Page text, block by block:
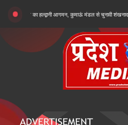
content
खरगे का हल्द्वानी आगमन, कुमाऊं मंडल से चुनावी शंखनाद